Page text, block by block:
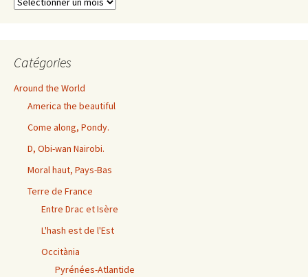
Catégories
Around the World
America the beautiful
Come along, Pondy.
D, Obi-wan Nairobi.
Moral haut, Pays-Bas
Terre de France
Entre Drac et Isère
L'hash est de l'Est
Occitània
Pyrénées-Atlantide